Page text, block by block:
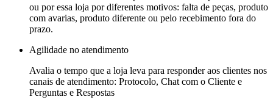
ou por essa loja por diferentes motivos: falta de peças, produto
com avarias, produto diferente ou pelo recebimento fora do
prazo.
Agilidade no atendimento
Avalia o tempo que a loja leva para responder aos clientes nos
canais de atendimento: Protocolo, Chat com o Cliente e
Perguntas e Respostas